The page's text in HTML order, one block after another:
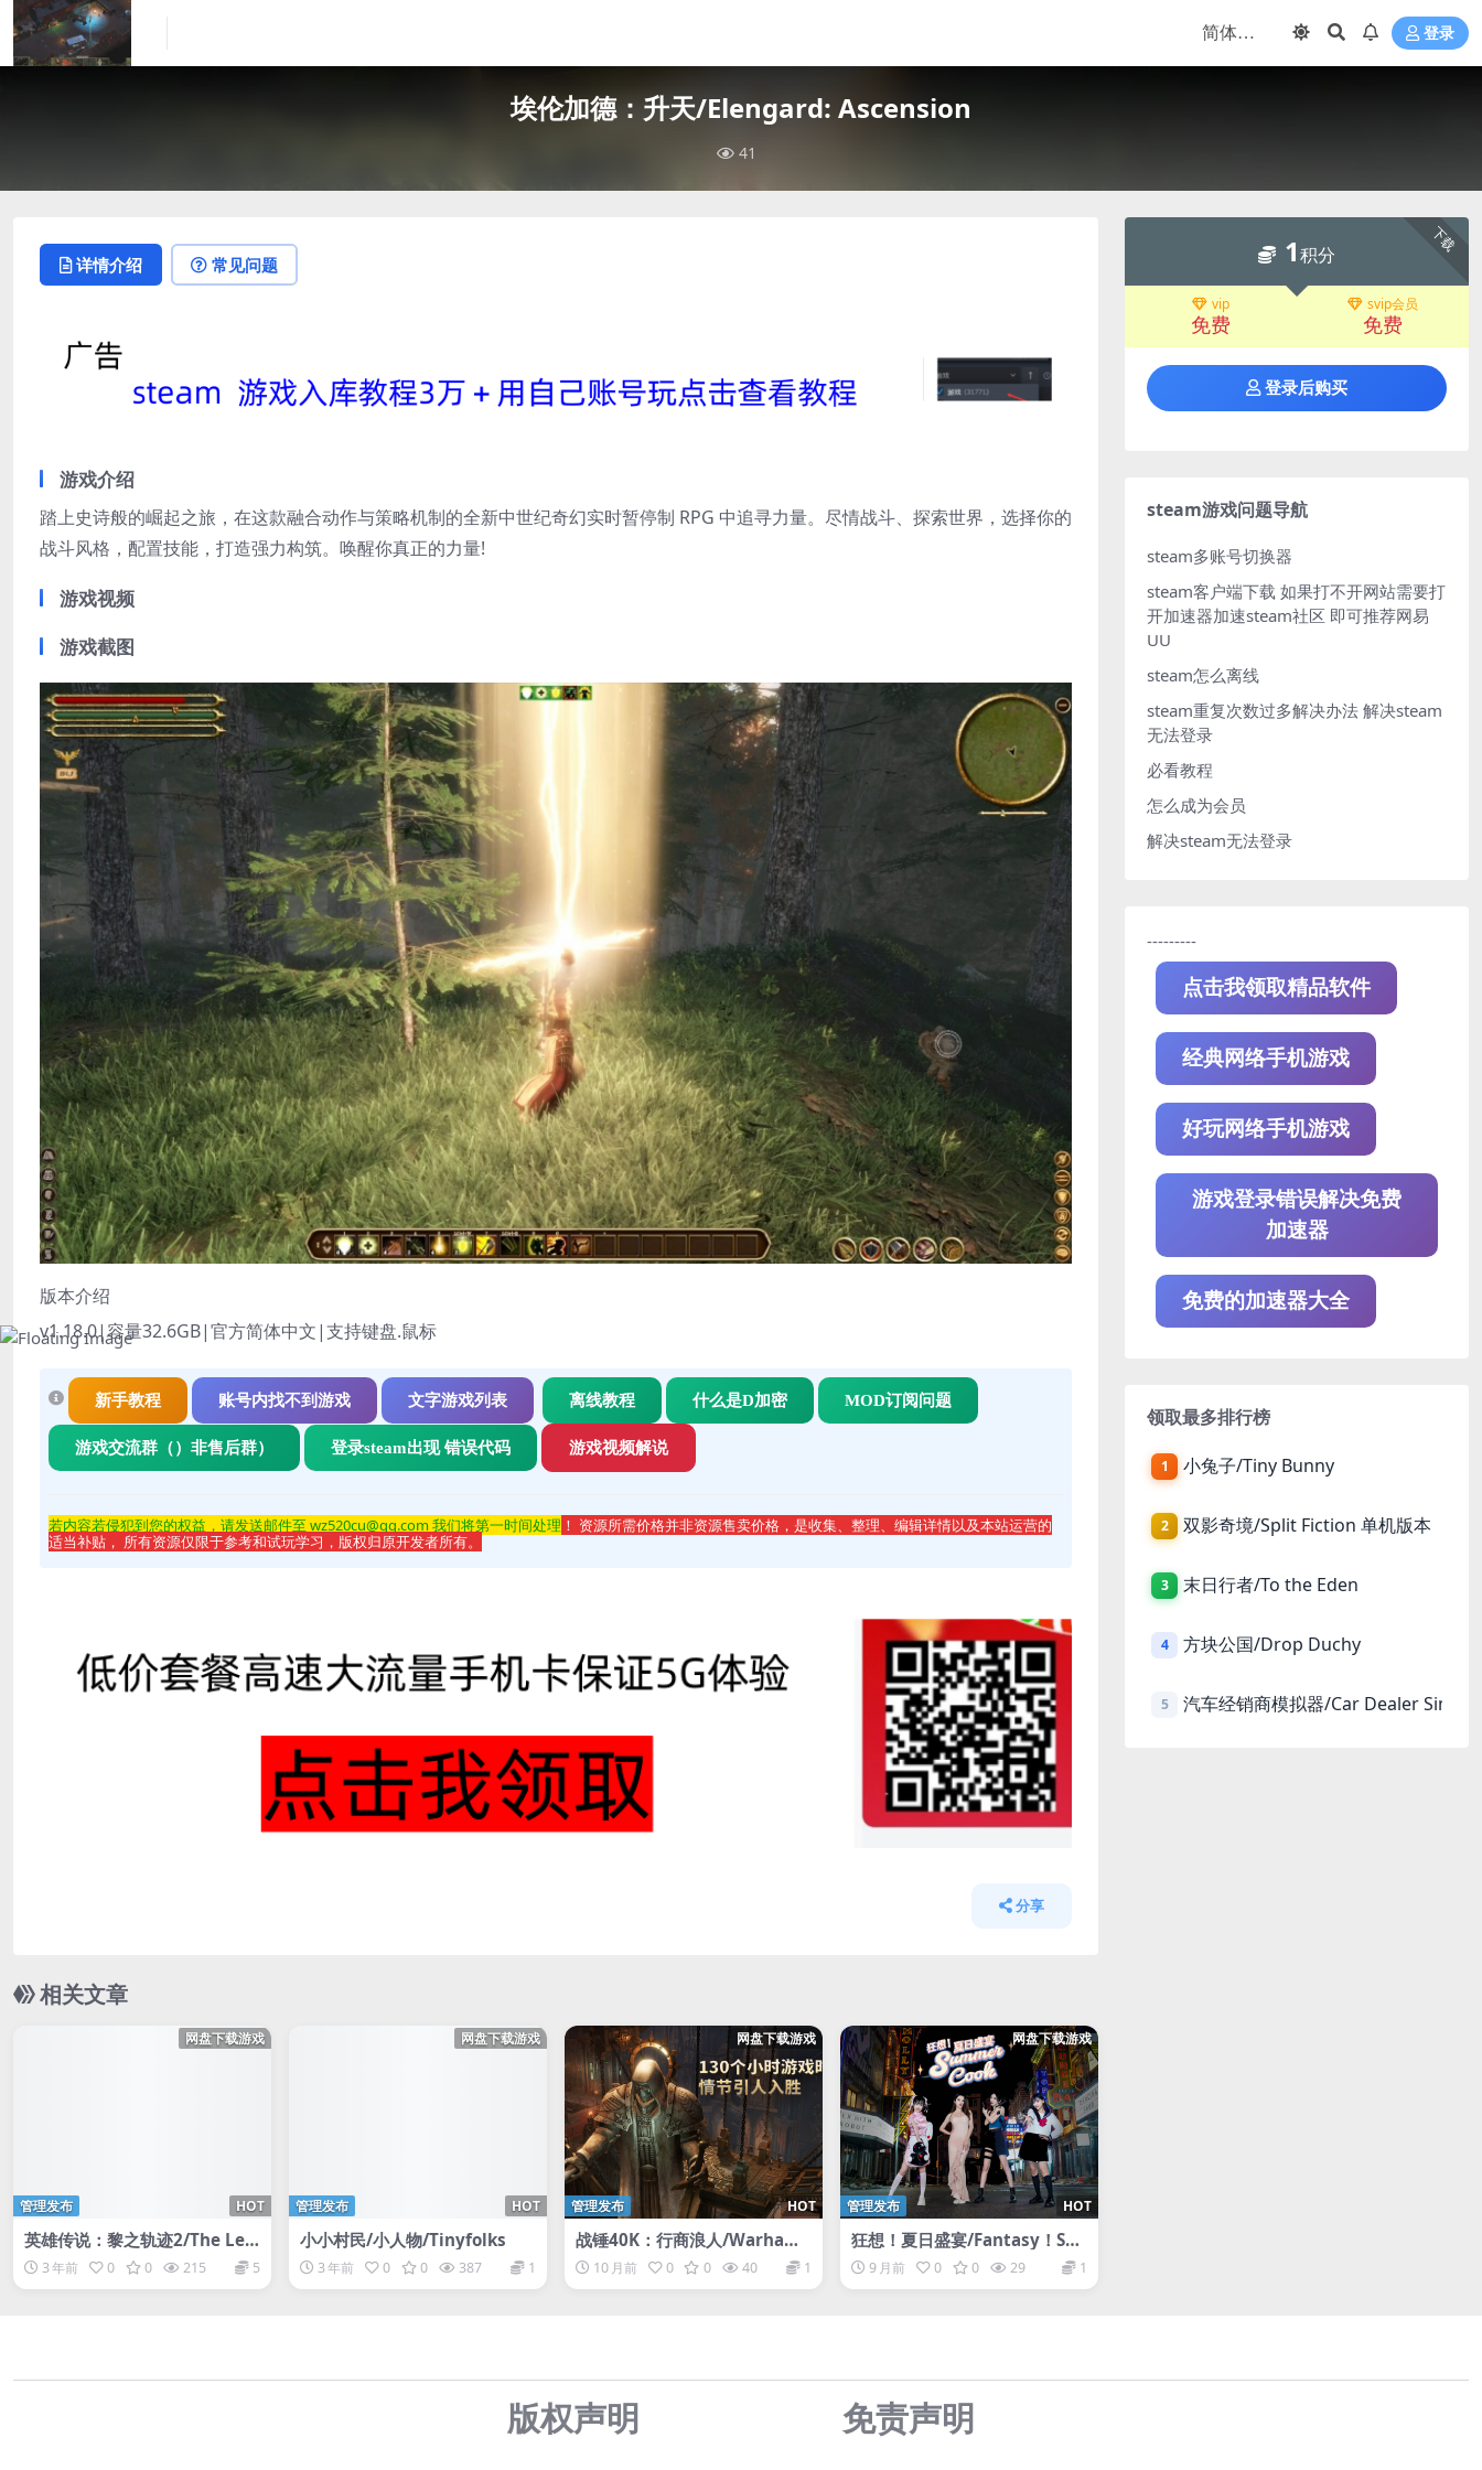
登录
埃伦加德：升天/Elengard: Ascension
41
详情介绍 常见问题
游戏介绍
踏上史诗般的崛起之旅，在这款融合动作与策略机制的全新中世纪奇幻实时暂停制 RPG 中追寻力量。尽情战斗、探索世界，选择你的
战斗风格，配置技能，打造强力构筑。唤醒你真正的力量!
游戏视频
游戏截图
版本介绍
v1.18.0|容量32.6GB|官方简体中文|支持键盘.鼠标
新手教程 账号内找不到游戏 文字游戏列表 离线教程 什么是D加密 MOD订阅问题
游戏交流群（）非售后群） 登录steam出现 错误代码 游戏视频解说
若内容若侵犯到您的权益，请发送邮件至 wz520cu@qq.com 我们将第一时间处理 ！ 资源所需价格并非资源售卖价格，是收集、整理、编辑详情以及本站运营的
适当补贴， 所有资源仅限于参考和试玩学习，版权归原开发者所有。
分享
相关文章
网盘下载游戏
HOT
管理发布
英雄传说：黎之轨迹2/The Leg
end of Heroes: Kuro no Kise
ki Ⅱ -CRIMSON SiN-
3 年前 0 0 215 5
网盘下载游戏
HOT
管理发布
小小村民/小人物/Tinyfolks
3 年前 0 0 387 1
网盘下载游戏
HOT
管理发布
战锤40K：行商浪人/Warham
mer 40,000: Rogue Trader
10 月前 0 0 40 1
网盘下载游戏
HOT
管理发布
狂想！夏日盛宴/Fantasy！Su
mmerCook
9 月前 0 0 29 1
下载
1积分
vip
免费
svip会员
免费
登录后购买
steam游戏问题导航
steam多账号切换器
steam客户端下载 如果打不开网站需要打
开加速器加速steam社区 即可推荐网易
UU
steam怎么离线
steam重复次数过多解决办法 解决steam
无法登录
必看教程
怎么成为会员
解决steam无法登录
---------
点击我领取精品软件
经典网络手机游戏
好玩网络手机游戏
游戏登录错误解决免费
加速器
免费的加速器大全
领取最多排行榜
1 小兔子/Tiny Bunny
2 双影奇境/Split Fiction 单机版本
3 末日行者/To the Eden
4 方块公国/Drop Duchy
5 汽车经销商模拟器/Car Dealer
版权声明 免责声明